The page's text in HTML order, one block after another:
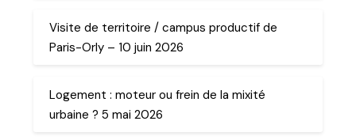
Visite de territoire / campus productif de
Paris-Orly – 10 juin 2026
Logement : moteur ou frein de la mixité
urbaine ? 5 mai 2026